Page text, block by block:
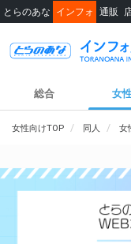
とらのあな インフォ 通販
総合 女
女性向けTOP 同人 女